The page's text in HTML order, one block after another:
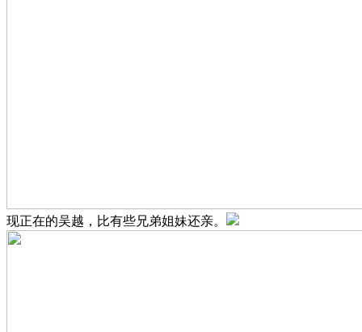
现正在的吴越，比有些兄弟姐妹还亲。